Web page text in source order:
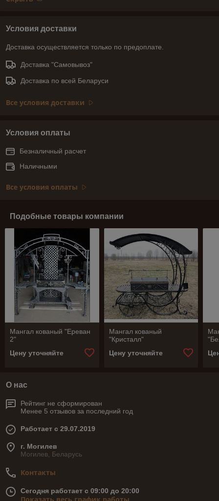
Условия доставки
Доставка осуществляется только по предоплате.
Доставка "Самовывоз"
Доставка по всей Беларуси
Все условия доставки
Условия оплаты
Безналичный расчет
Наличными
Все условия оплаты
Подобные товары компании
Мангал кованый "Ереван
2"
Цену уточняйте
Мангал кованый
"Кристалл"
Цену уточняйте
О нас
Рейтинг не сформирован
Менее 5 отзывов за последний год
Работает с 29.07.2019
г. Могилев
Могилев, Беларусь
Контакты
Сегодня работает с 09:00 до 20:00